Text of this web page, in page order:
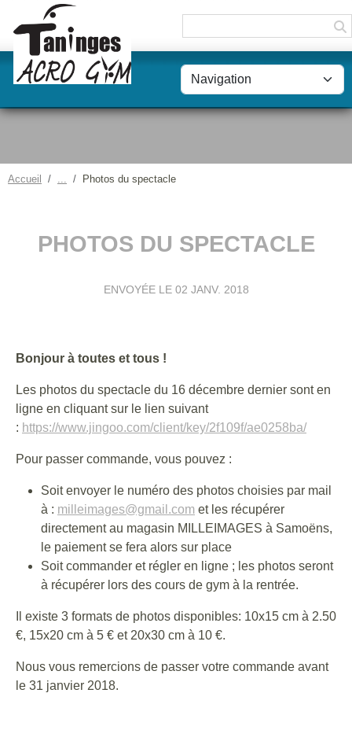
Accueil Photos du spectacle
PHOTOS DU SPECTACLE
ENVOYÉE LE 02 JANV. 2018
Bonjour à toutes et tous !
Les photos du spectacle du 16 décembre dernier sont en
ligne en cliquant sur le lien suivant
: https://www.jingoo.com/client/key/2f109f/ae0258ba/
Pour passer commande, vous pouvez :
Soit envoyer le numéro des photos choisies par mail
à : milleimages@gmail.com et les récupérer
directement au magasin MILLEIMAGES à Samoëns,
le paiement se fera alors sur place
Soit commander et régler en ligne ; les photos seront
à récupérer lors des cours de gym à la rentrée.
Il existe 3 formats de photos disponibles: 10x15 cm à 2.50
€, 15x20 cm à 5 € et 20x30 cm à 10 €.
Nous vous remercions de passer votre commande avant
le 31 janvier 2018.
Panneau de gestion des cookies